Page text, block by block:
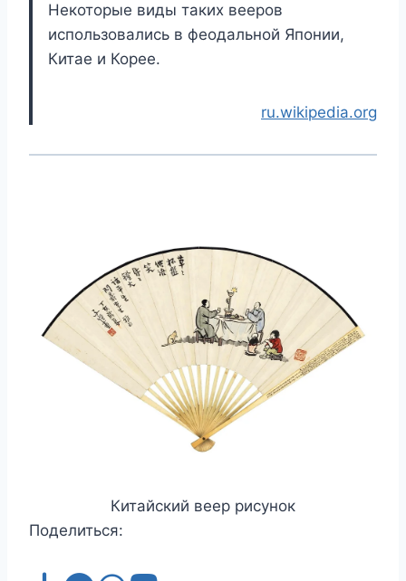
Некоторые виды таких вееров
использовались в феодальной Японии,
Китае и Корее.
ru.wikipedia.org
Китайский веер рисунок
Поделиться: